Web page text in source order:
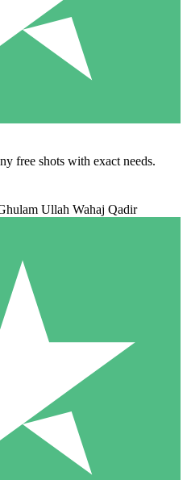
free shots with exact needs.
Ullah Wahaj Qadir